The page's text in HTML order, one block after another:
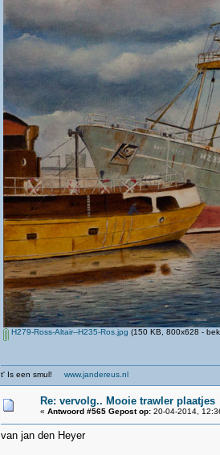
H279-Ross-Altair--H235-Ros.jpg (150 KB, 800x628 -
t' Is een smul! www.jandereus.nl
Re: vervolg.. Mooie trawler plaatjes
« Antwoord #565 Gepost op: 20-04-2014,
van jan den Heyer